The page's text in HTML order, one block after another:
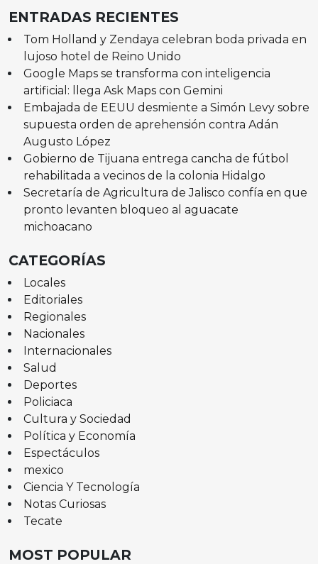
ENTRADAS RECIENTES
Tom Holland y Zendaya celebran boda privada en
lujoso hotel de Reino Unido
Google Maps se transforma con inteligencia
artificial: llega Ask Maps con Gemini
Embajada de EEUU desmiente a Simón Levy sobre
supuesta orden de aprehensión contra Adán
Augusto López
Gobierno de Tijuana entrega cancha de fútbol
rehabilitada a vecinos de la colonia Hidalgo
Secretaría de Agricultura de Jalisco confía en que
pronto levanten bloqueo al aguacate
michoacano
CATEGORÍAS
Locales
Editoriales
Regionales
Nacionales
Internacionales
Salud
Deportes
Policiaca
Cultura y Sociedad
Política y Economía
Espectáculos
mexico
Ciencia Y Tecnología
Notas Curiosas
Tecate
MOST POPULAR